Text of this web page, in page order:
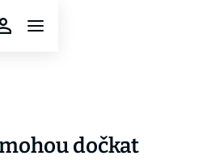
dočkat